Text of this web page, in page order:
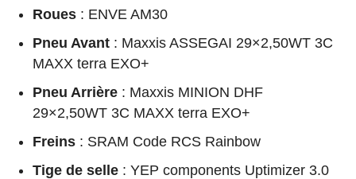
Roues : ENVE AM30
Pneu Avant : Maxxis ASSEGAI 29×2,50WT 3C
MAXX terra EXO+
Pneu Arrière : Maxxis MINION DHF
29×2,50WT 3C MAXX terra EXO+
Freins : SRAM Code RCS Rainbow
Tige de selle : YEP components Uptimizer 3.0